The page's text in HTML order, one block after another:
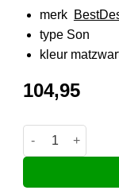
merk
type Son
kleur
104,95
Keukenkraan